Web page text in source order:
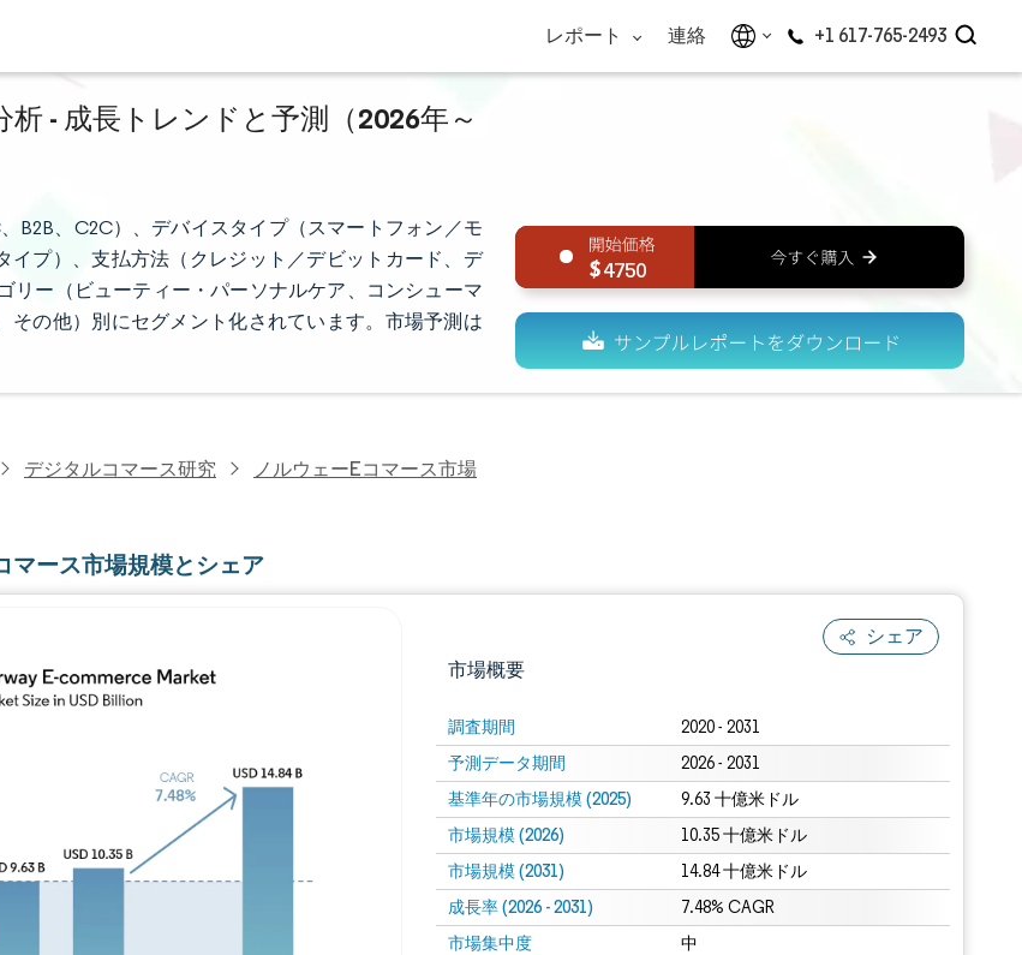
レポート 連絡 +1 617-765-2493
- 成長トレンドと予測（2026年～
B2B、C2C）、デバイスタイプ（スマートフォン／モ
プ）、支払方法（クレジット／デビットカード、デ
リー（ビューティー・パーソナルケア、コンシューマ
の他）別にセグメント化されています。市場予測は
4750
デジタルコマース研究 ノルウェーEコマース市場
マース市場規模とシェア
シェア
市場概要
調査期間 2020 - 2031
予測データ期間 2026 - 2031
基準年の市場規模 (2025) 9.63 十億米ドル
市場規模 (2026) 10.35 十億米ドル
市場規模 (2031) 14.84 十億米ドル
成長率 (2026 - 2031) 7.48% CAGR
市場集中度 中
画像 © Mordor Intelligence。再利用にはCC BY 4.0の表示が必要です。